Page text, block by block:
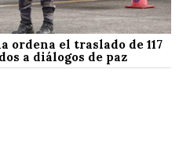
ordena el traslado de 117
a diálogos de paz